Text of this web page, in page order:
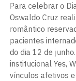
Para celebrar o
Oswaldo Cruz
romântico
pacientes
do dia 12 de
institucional Yes,
vínculos afetivos